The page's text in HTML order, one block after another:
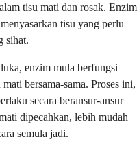
tisu mati dan rosak. Enzim
tisu yang perlu
sihat.
enzim mula berfungsi
bersama-sama. Proses ini,
secara beransur-ansur
dipecahkan, lebih mudah
semula jadi.